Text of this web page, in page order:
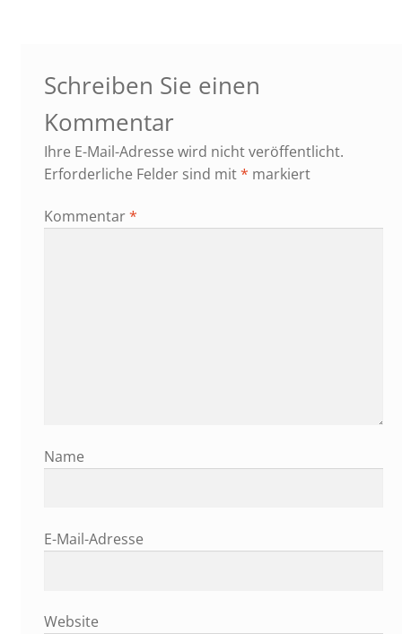
Schreiben Sie einen
Kommentar
Ihre E-Mail-Adresse wird nicht veröffentlicht.
Erforderliche Felder sind mit* markiert
Kommentar*
Name
E-Mail-Adresse
Website